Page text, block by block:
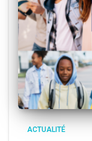
ACTUALITÉ